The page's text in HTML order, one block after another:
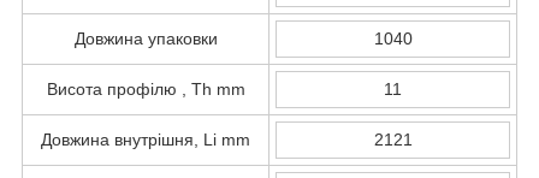
Довжина упаковки 1040
Висота профілю , Th mm 11
Довжина внутрішня, Li mm 2121